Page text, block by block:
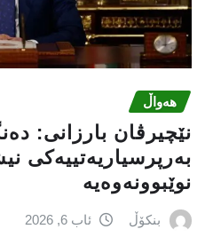
هەواڵ
نێچيرڤان بارزانى:
بەرپرسیاريه‌تییەکی
نوێبوونەوەیە
بنکۆڵ ئاب 6, 2026